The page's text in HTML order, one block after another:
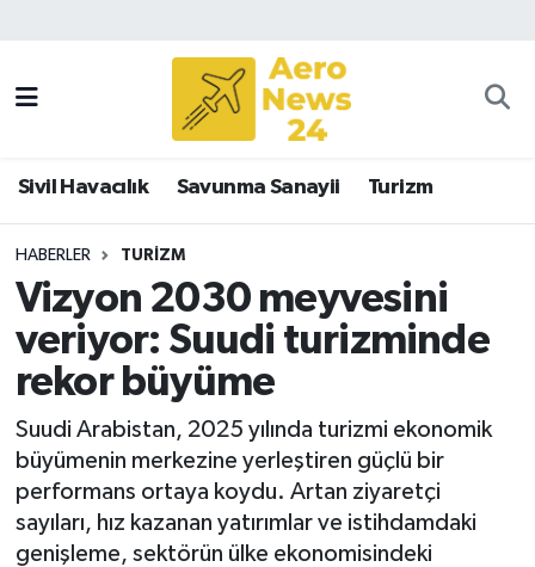
Sivil Havacılık Savunma Sanayii Turizm
HABERLER TURIZM
Vizyon 2030 meyvesini
veriyor: Suudi turizminde
rekor büyüme
Suudi Arabistan, 2025 yılında turizmi ekonomik
büyümenin merkezine yerleştiren güçlü bir
performans ortaya koydu. Artan ziyaretçi
sayıları, hız kazanan yatırımlar ve istihdamdaki
genişleme, sektörün ülke ekonomisindeki